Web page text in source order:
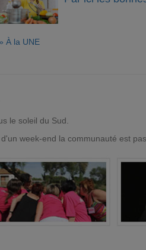
» À la UNE
le soleil du Sud.
week-end la communauté est